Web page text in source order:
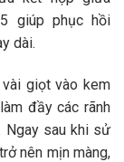
giúp phục hồi
dài.
giọt vào kem
đầy các rãnh
Ngay sau khi sử
nên mịn màng,